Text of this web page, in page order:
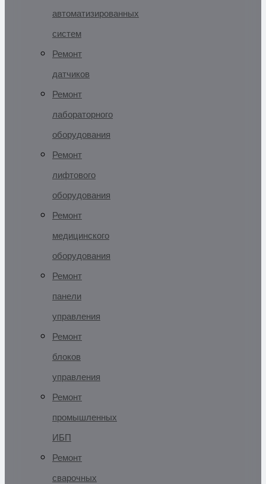
автоматизированных
систем
Ремонт
датчиков
Ремонт
лабораторного
оборудования
Ремонт
лифтового
оборудования
Ремонт
медицинского
оборудования
Ремонт
панели
управления
Ремонт
блоков
управления
Ремонт
промышленных
ИБП
Ремонт
сварочных